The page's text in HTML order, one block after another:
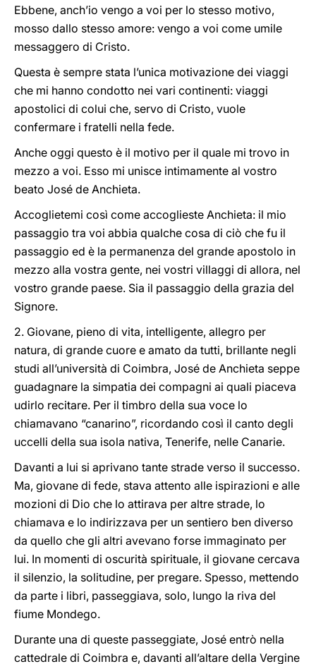
Ebbene, anch’io vengo a voi per lo stesso motivo,
mosso dallo stesso amore: vengo a voi come umile
messaggero di Cristo.
Questa è sempre stata l’unica motivazione dei viaggi
che mi hanno condotto nei vari continenti: viaggi
apostolici di colui che, servo di Cristo, vuole
confermare i fratelli nella fede.
Anche oggi questo è il motivo per il quale mi trovo in
mezzo a voi. Esso mi unisce intimamente al vostro
beato José de Anchieta.
Accoglietemi così come accoglieste Anchieta: il mio
passaggio tra voi abbia qualche cosa di ciò che fu il
passaggio ed è la permanenza del grande apostolo in
mezzo alla vostra gente, nei vostri villaggi di allora, nel
vostro grande paese. Sia il passaggio della grazia del
Signore.
2. Giovane, pieno di vita, intelligente, allegro per
natura, di grande cuore e amato da tutti, brillante negli
studi all’università di Coimbra, José de Anchieta seppe
guadagnare la simpatia dei compagni ai quali piaceva
udirlo recitare. Per il timbro della sua voce lo
chiamavano “canarino”, ricordando così il canto degli
uccelli della sua isola nativa, Tenerife, nelle Canarie.
Davanti a lui si aprivano tante strade verso il successo.
Ma, giovane di fede, stava attento alle ispirazioni e alle
mozioni di Dio che lo attirava per altre strade, lo
chiamava e lo indirizzava per un sentiero ben diverso
da quello che gli altri avevano forse immaginato per
lui. In momenti di oscurità spirituale, il giovane cercava
il silenzio, la solitudine, per pregare. Spesso, mettendo
da parte i libri, passeggiava, solo, lungo la riva del
fiume Mondego.
Durante una di queste passeggiate, José entrò nella
cattedrale di Coimbra e, davanti all’altare della Vergine